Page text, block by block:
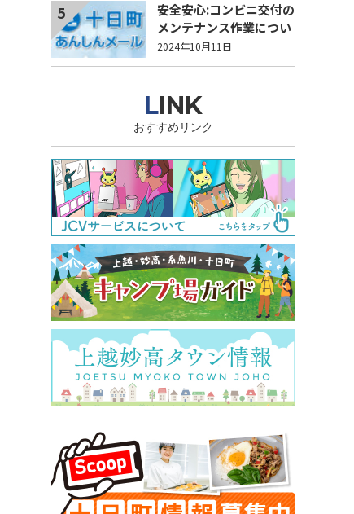
5
安全安心:コンビニ交付の
メンテナンス作業につい
て
2024年10月11日
LINK
おすすめリンク